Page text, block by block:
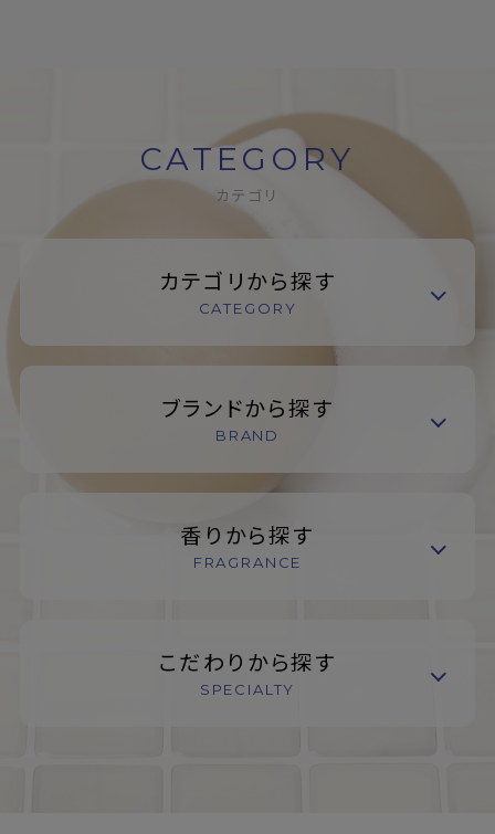
CATEGORY
カテゴリ
カテゴリから探す
CATEGORY
ブランドから探す
BRAND
香りから探す
FRAGRANCE
こだわりから探す
SPECIALTY